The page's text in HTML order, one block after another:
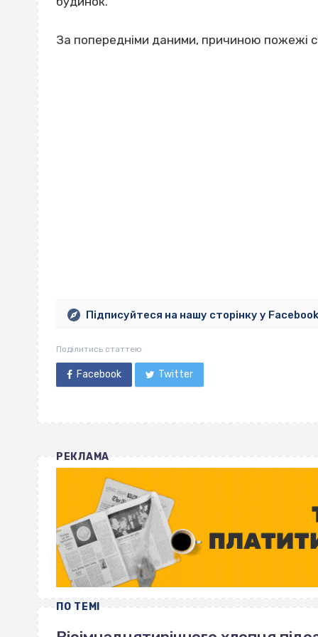
За попередніми даними, причиною пожежі
Підписуйтеся на нашу сторінку у Facebook
Поділитись статтею
Facebook Twitter
РЕКЛАМА
ПО ТЕМІ